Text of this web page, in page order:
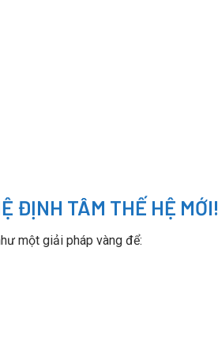
ĐỊNH TÂM THẾ HỆ MỚI!
một giải pháp vàng để: